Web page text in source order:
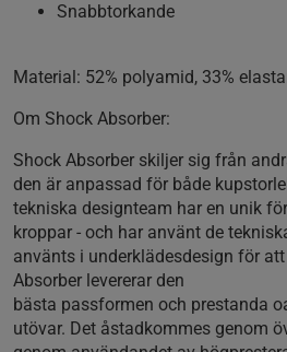
Snabbtorkande
Material: 52% polyamid, 33%
Om Shock Absorber:
Shock Absorber skiljer sig från
den är anpassad för både
tekniska designteam har en unik
kroppar - och har använt de
använts i underklädesdesign för
Absorber levererar den
bästa passformen och prestanda
utövar. Det åstadkommes genom